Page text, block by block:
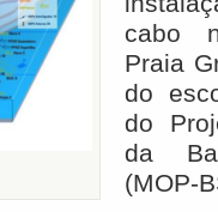
cabo
Praia
do
do
da
(MOP-